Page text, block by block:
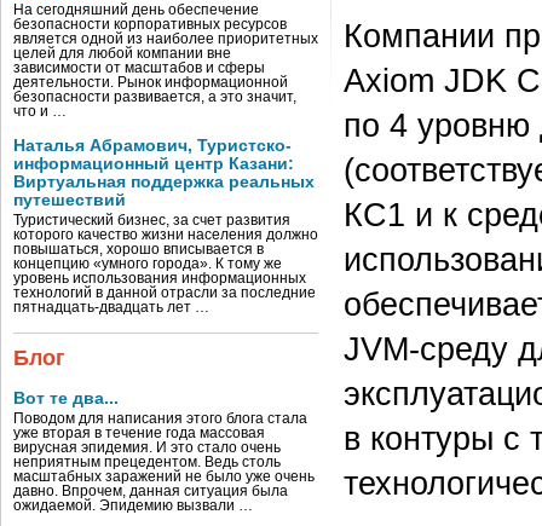
На сегодняшний день обеспечение
безопасности корпоративных ресурсов
является одной из наиболее приоритетных
целей для любой компании вне
зависимости от масштабов и сферы
деятельности. Рынок информационной
безопасности развивается, а это значит,
что и …
Наталья Абрамович, Туристско-
информационный центр Казани:
Виртуальная поддержка реальных
путешествий
Туристический бизнес, за счет развития
которого качество жизни населения должно
повышаться, хорошо вписывается в
концепцию «умного города». К тому же
уровень использования информационных
технологий в данной отрасли за последние
пятнадцать-двадцать лет …
Блог
Вот те два...
Поводом для написания этого блога стала
уже вторая в течение года массовая
вирусная эпидемия. И это стало очень
неприятным прецедентом. Ведь столь
масштабных заражений не было уже очень
давно. Впрочем, данная ситуация была
ожидаемой. Эпидемию вызвали …
Компании
Axiom JDK
по 4 уровню
КС1 и к
JVM-среду
в контуры с